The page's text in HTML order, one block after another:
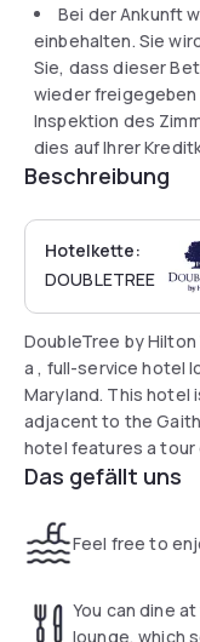
Bei der Ankunft
einbehalten. Sie
Sie, dass dieser
wieder freigegeben
Inspektion des
dies auf Ihrer
Beschreibung
Hotelkette:
DOUBLETREE
DoubleTree by
a , full-service hotel
Maryland. This hotel
adjacent to the
hotel features a tour
room.
DoubleTree by
guest rooms provide
Hilton features an
hotel also has an
Das gefällt uns
Feel free to
You can dine
lounge, which